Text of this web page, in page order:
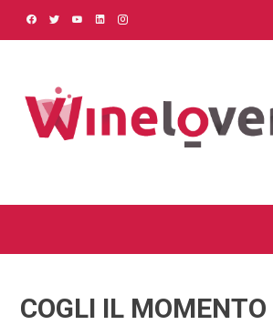
COGLI IL MOMENTO